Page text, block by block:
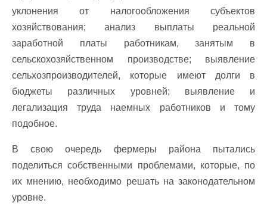
уклонения от налогообложения субъектов
хозяйствования; анализ выплаты реальной
заработной платы работникам, занятым в
сельскохозяйственном производстве; выявление
сельхозпроизводителей, которые имеют долги в
бюджеты различных уровней; выявление и
легализация труда наемных работников и тому
подобное.
В свою очередь фермеры района пытались
поделиться собственными проблемами, которые, по
их мнению, необходимо решать на законодательном
уровне.